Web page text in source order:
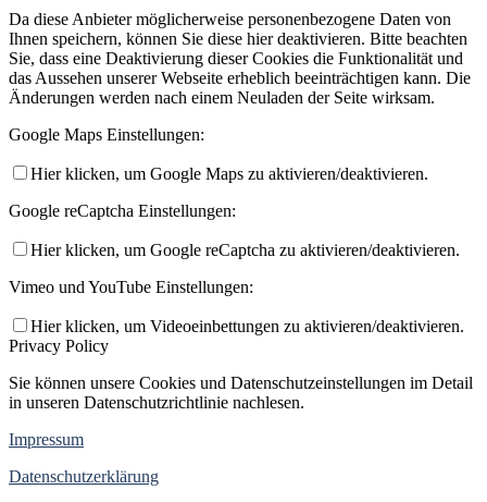
Da diese Anbieter möglicherweise personenbezogene Daten von
Ihnen speichern, können Sie diese hier deaktivieren. Bitte beachten
Sie, dass eine Deaktivierung dieser Cookies die Funktionalität und
das Aussehen unserer Webseite erheblich beeinträchtigen kann. Die
Änderungen werden nach einem Neuladen der Seite wirksam.
Google Maps Einstellungen:
Hier klicken, um Google Maps zu aktivieren/deaktivieren.
Google reCaptcha Einstellungen:
Hier klicken, um Google reCaptcha zu aktivieren/deaktivieren.
Vimeo und YouTube Einstellungen:
Hier klicken, um Videoeinbettungen zu aktivieren/deaktivieren.
Privacy Policy
Sie können unsere Cookies und Datenschutzeinstellungen im Detail
in unseren Datenschutzrichtlinie nachlesen.
Impressum
Datenschutzerklärung